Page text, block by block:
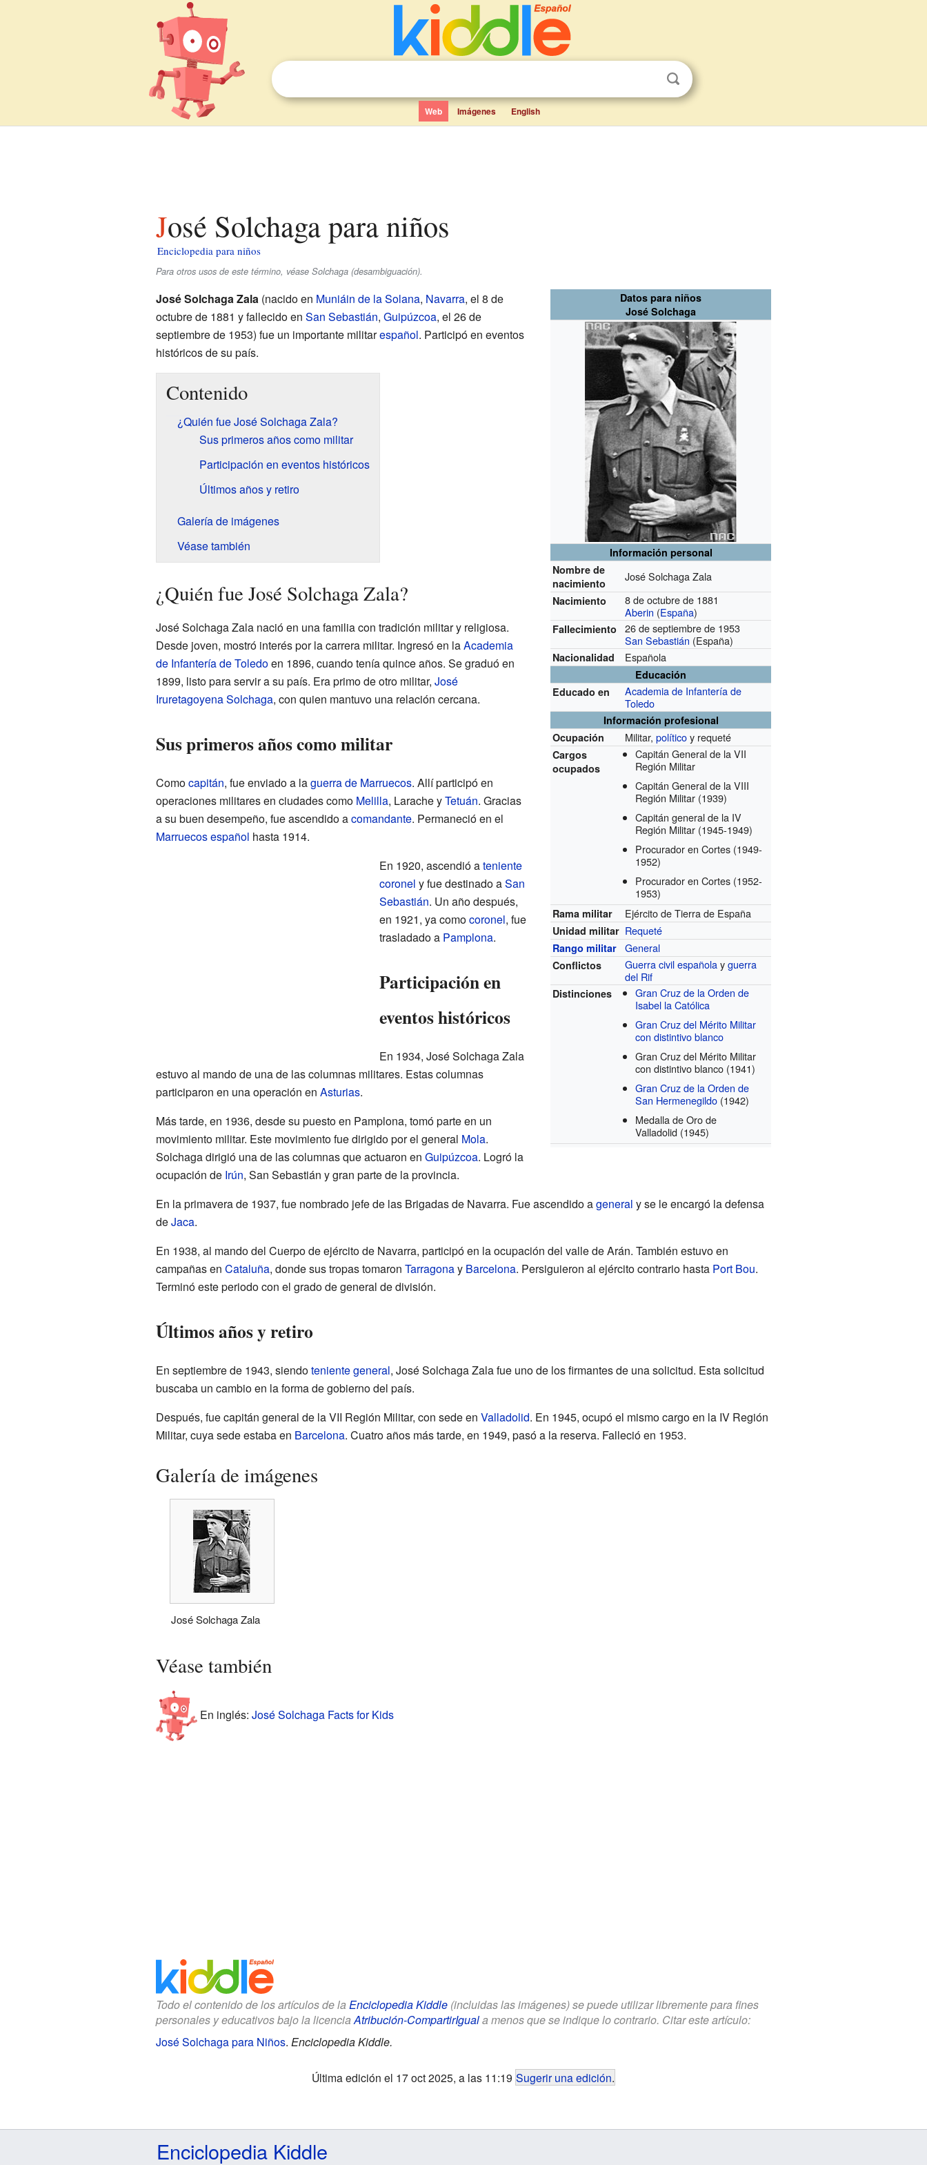
Web Imágenes English
José Solchaga para niños
Enciclopedia para niños
Para otros usos de este término, véase Solchaga (desambiguación).
Datos para niños
José Solchaga
Información personal
Nombre de
nacimiento
José Solchaga Zala
Nacimiento
8 de octubre de 1881
Aberin (España)
Fallecimiento
26 de septiembre de 1953
San Sebastián (España)
Nacionalidad Española
Educación
Educado en
Academia de Infantería de
Toledo
Información profesional
Ocupación
Militar,políticoy requeté
Cargos
ocupados
Capitán General de la VII
Región Militar
Capitán General de la VIII
Región Militar (1939)
Capitán general de la IV
Región Militar (1945-1949)
Procurador en Cortes (1949-
1952)
Procurador en Cortes (1952-
1953)
Rama militar Ejército de Tierra de España
Unidad militar Requeté
Rango militar General
Conflictos Guerra civil españolayguerra
del Rif
Distinciones
Gran Cruz de la Orden de
Isabel la Católica
Gran Cruz del Mérito Militar
con distintivo blanco
Gran Cruz del Mérito Militar
con distintivo blanco (1941)
Gran Cruz de la Orden de
San Hermenegildo (1942)
Medalla de Oro de
Valladolid (1945)
José Solchaga Zala(nacido en Muniáin de la Solana, Navarra, el 8 de
octubre de 1881 y fallecido en San Sebastián, Guipúzcoa, el 26 de
septiembre de 1953) fue un importante militarespañol. Participó en eventos
históricos de su país.
Contenido
¿Quién fue José Solchaga Zala?
Sus primeros años como militar
Participación en eventos históricos
Últimos años y retiro
Galería de imágenes
Véase también
¿Quién fue José Solchaga Zala?
José Solchaga Zala nació en una familia con tradición militar y religiosa.
Desde joven, mostró interés por la carrera militar. Ingresó en laAcademia
de Infantería de Toledoen 1896, cuando tenía quince años. Se graduó en
1899, listo para servir a su país. Era primo de otro militar, José
Iruretagoyena Solchaga, con quien mantuvo una relación cercana.
Sus primeros años como militar
Comocapitán, fue enviado a laguerra de Marruecos. Allí participó en
operaciones militares en ciudades como Melilla, Larache yTetuán. Gracias
a su buen desempeño, fue ascendido acomandante. Permaneció en el
Marruecos español hasta 1914.
En 1920, ascendió ateniente
coronel y fue destinado aSan
Sebastián. Un año después,
en 1921, ya comocoronel, fue
trasladado a Pamplona.
Participación en
eventos históricos
En 1934, José Solchaga Zala
estuvo al mando de una de las columnas militares. Estas columnas
participaron en una operación en Asturias.
Más tarde, en 1936, desde su puesto en Pamplona, tomó parte en un
movimiento militar. Este movimiento fue dirigido por el general Mola.
Solchaga dirigió una de las columnas que actuaron en Guipúzcoa. Logró la
ocupación de Irún, San Sebastián y gran parte de la provincia.
En la primavera de 1937, fue nombrado jefe de las Brigadas de Navarra. Fue ascendido ageneral y se le encargó la defensa
deJaca.
En 1938, al mando del Cuerpo de ejército de Navarra, participó en la ocupación del valle de Arán. También estuvo en
campañas en Cataluña, donde sus tropas tomaron Tarragonay Barcelona. Persiguieron al ejército contrario hasta Port Bou.
Terminó este periodo con el grado de general de división.
Últimos años y retiro
En septiembre de 1943, siendoteniente general, José Solchaga Zala fue uno de los firmantes de una solicitud. Esta solicitud
buscaba un cambio en la forma de gobierno del país.
Después, fue capitán general de la VII Región Militar, con sede en Valladolid. En 1945, ocupó el mismo cargo en la IV Región
Militar, cuya sede estaba en Barcelona. Cuatro años más tarde, en 1949, pasó a la reserva. Falleció en 1953.
Galería de imágenes
José Solchaga Zala
Véase también
En inglés: José Solchaga Facts for Kids
Todo el contenido de los artículos de la Enciclopedia Kiddle(incluidas las imágenes) se puede utilizar libremente para fines
personales y educativos bajo la licenciaAtribución-CompartirIguala menos que se indique lo contrario. Citar este artículo:
José Solchaga para Niños. Enciclopedia Kiddle.
Última edición el 17 oct 2025, a las 11:19 Sugerir una edición.
Enciclopedia Kiddle